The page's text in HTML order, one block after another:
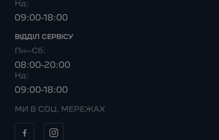
Нд:
09:00-18:00
ВІДДІЛ CЕРВІСУ
Пн–Сб:
08:00-20:00
Нд:
09:00-18:00
МИ В СОЦ. МЕРЕЖАХ